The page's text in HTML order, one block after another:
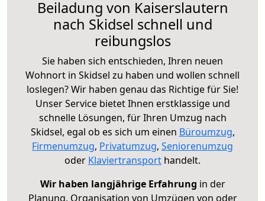
Beiladung von Kaiserslautern
nach Skidsel schnell und
reibungslos
Sie haben sich entschieden, Ihren neuen
Wohnort in Skidsel zu haben und wollen schnell
loslegen? Wir haben genau das Richtige für Sie!
Unser Service bietet Ihnen erstklassige und
schnelle Lösungen, für Ihren Umzug nach
Skidsel, egal ob es sich um einen Büroumzug,
Firmenumzug, Privatumzug, Seniorenumzug
oder Klaviertransport handelt.
Wir haben langjährige Erfahrung in der
Planung, Organisation von Umzügen von oder